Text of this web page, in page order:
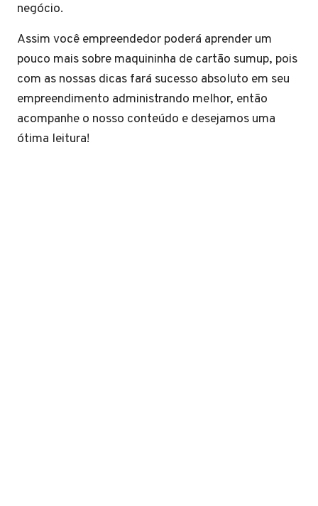
negócio.
Assim você empreendedor poderá aprender um
pouco mais sobre maquininha de cartão sumup, pois
com as nossas dicas fará sucesso absoluto em seu
empreendimento administrando melhor, então
acompanhe o nosso conteúdo e desejamos uma
ótima leitura!